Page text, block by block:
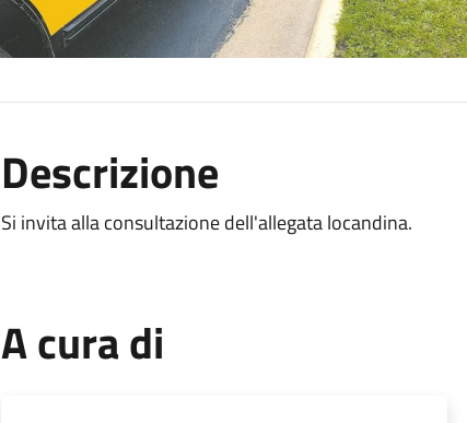
Descrizione
Si invita alla consultazione dell'allegata locandina.
A cura di